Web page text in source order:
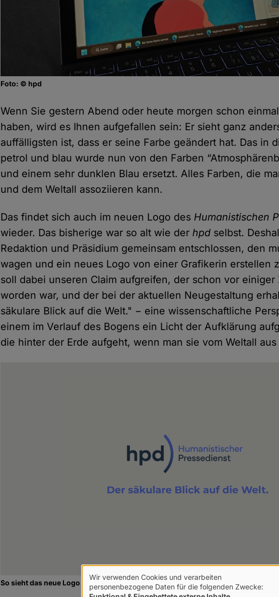
Foto: © hpd
Wenn Sie gestern Abend oder heute morgen schon
haben, wird es Ihnen aufgefallen sein: Er sieht ganz
auffälligsten ist, dass er seine Farbe geändert hat. Das in
petrol und blau wurde nun von den Farben
und einem sehr dunklen Blau ersetzt. Alles Farben, die
und dem Weltall assoziieren kann.
Das findet sich auch im neuen Logo des Humanistischen
wieder. Das bisherige war so alt wie derhpd selbst.
Redaktion und Präsidium gemeinsam entschlossen, den
wagen und ein neues Logo von einer Grafikerin erstellen
soll dabei unseren Claim aufgreifen, der schon vor einiger
worden war, und der bei der aktuellen Neugestaltung
säkulare Blick auf die Welt." − eine wissenschaftliche
einem im Verlauf des Bogens ein Licht der Aufklärung
die hinter der Erde aufgeht, wenn man sie vom Weltall
So sieht das neue Logo des hpd aus. Der Claim bleibt gleich.
Verwendung
Wir verwenden Cookies und verarbeiten
personenbezogene Daten für die folgenden Zwecke: